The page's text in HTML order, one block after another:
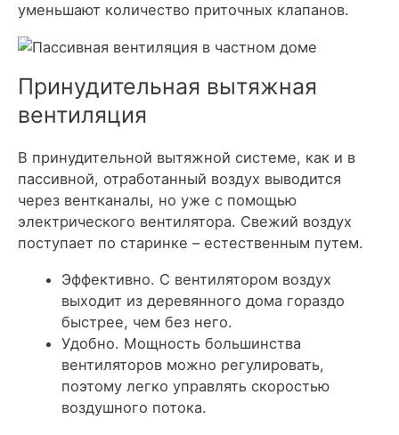
уменьшают количество приточных клапанов.
Принудительная вытяжная
вентиляция
В принудительной вытяжной системе, как и в
пассивной, отработанный воздух выводится
через вентканалы, но уже с помощью
электрического вентилятора. Свежий воздух
поступает по старинке – естественным путем.
Эффективно. С вентилятором воздух
выходит из деревянного дома гораздо
быстрее, чем без него.
Удобно. Мощность большинства
вентиляторов можно регулировать,
поэтому легко управлять скоростью
воздушного потока.